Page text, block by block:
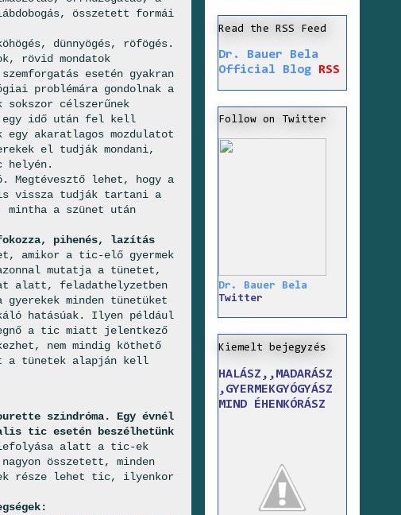
összetett formái
dünnyögés, röfögés.
rövid mondatok
esetén gyakran
problémára gondolnak a
sokszor célszerűnek
egy idő után fel kell
akaratlagos mozdulatot
el tudják mondani,
helyén.
Megtévesztő lehet, hogy a
is vissza tudják tartani a
mintha a szünet után
pihenés, lazítás
amikor a tic-elő gyermek
mutatja a tünetet,
alatt, feladathelyzetben
minden tünetüket
hatásúak. Ilyen például
a tic miatt jelentkező
nem mindig köthető
a tünetek alapján kell
szindróma.
Egy évnél
tic esetén beszélhetünk
lefolyása alatt a tic-ek
összetett, minden
része lehet tic, ilyenkor
Read the RSS Feed
Dr. Bauer Bela
Official Blog
RSS
Follow on Twitter
Dr. Bauer Bela
Twitter
Kiemelt bejegyzés
HALÁSZ,,MADARÁSZ
,GYERMEKGYÓGYÁSZ
MIND ÉHENKÓRÁSZ